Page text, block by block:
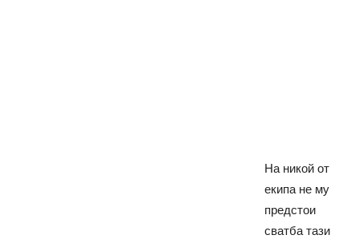
На никой от
екипа не му
предстои
сватба тази